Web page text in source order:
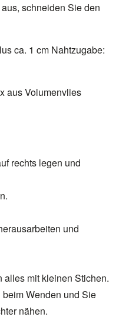
schneiden Sie den
ca. 1 cm Nahtzugabe:
aus Volumenvlies
rechts legen und
und
alles mit kleinen Stichen.
Wenden und Sie
nähen.